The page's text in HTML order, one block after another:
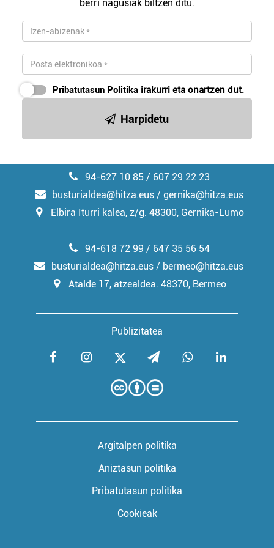
baliatzen gara. Ohar hau onartuz gero, teknologia hori
erabiltzeko baimen esplizitua ematen diguzu.Gehiago
irakurri
berri nagusiak biltzen ditu.
Pribatutasun Politika irakurri eta onartzen dut.
Harpidetu
94-627 10 85 / 607 29 22 23
busturialdea@hitza.eus / gernika@hitza.eus
Elbira Iturri kalea, z/g. 48300, Gernika-Lumo
Publizitatea
94-618 72 99 / 647 35 56 54
busturialdea@hitza.eus / bermeo@hitza.eus
Atalde 17, atzealdea. 48370, Bermeo
Argitalpen politika
Aniztasun politika
Pribatutasun politika
Cookieak